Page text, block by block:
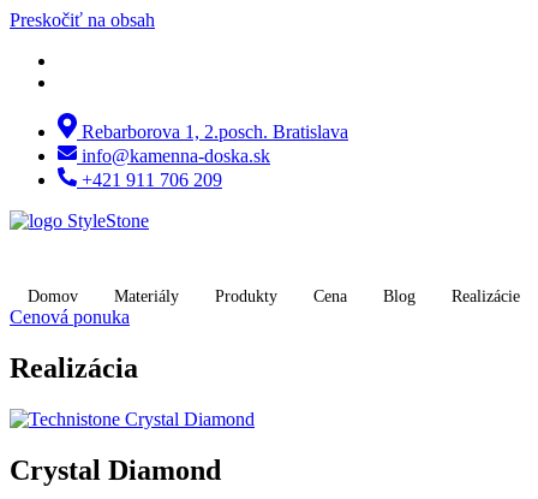
Preskočiť na obsah
Rebarborova 1, 2.posch. Bratislava
info@kamenna-doska.sk
+421 911 706 209
Domov Materiály Produkty Cena Blog Realizácie
Cenová ponuka
Realizácia
Crystal Diamond